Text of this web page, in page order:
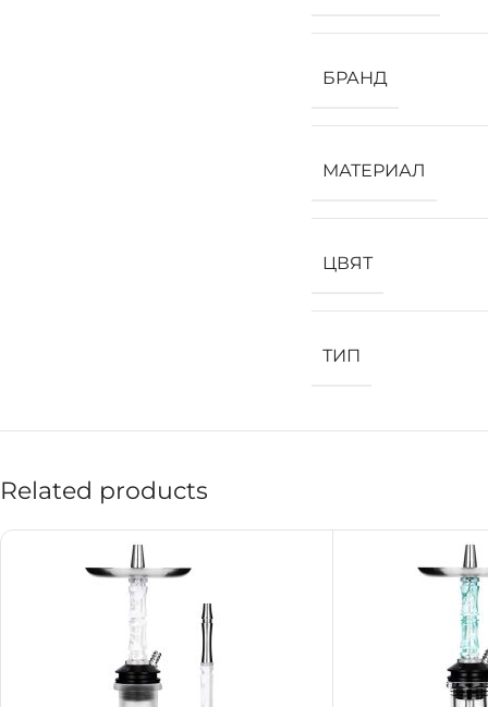
БРАНД
МАТЕРИАЛ
ЦВЯТ
ТИП
Related products